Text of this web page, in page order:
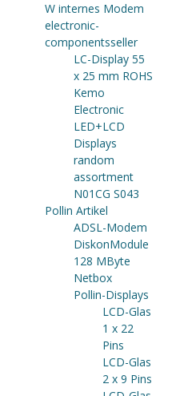
W internes Modem
electronic-
componentsseller
LC-Display 55
x 25 mm ROHS
Kemo
Electronic
LED+LCD
Displays
random
assortment
N01CG S043
Pollin Artikel
ADSL-Modem
DiskonModule
128 MByte
Netbox
Pollin-Displays
LCD-Glas
1 x 22
Pins
LCD-Glas
2 x 9 Pins